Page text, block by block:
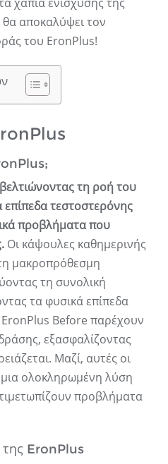
αποκαλύψει τον
του EronPlus!
τη ροή του
τεστοστερόνης
προβλήματα που
Οι κάψουλες καθημερινής
μακροπρόθεσμη
τη συνολική
τα φυσικά επίπεδα
EronPlus Before παρέχουν
εξασφαλίζοντας
Μαζί, αυτές οι
ολοκληρωμένη λύση
προβλήματα
EronPlus